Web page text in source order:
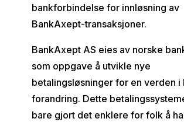
bankforbindelse for innløsning av
BankAxept-transaksjoner.
BankAxept AS eies av norske
som oppgave å utvikle nye
betalingsløsninger for en verden i
forandring. Dette
bare gjort det enklere for folk å